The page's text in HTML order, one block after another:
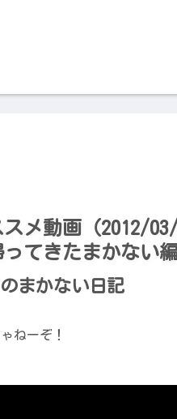
スメ動画（2012/
てきたまかない
まかない日記
ねーぞ！